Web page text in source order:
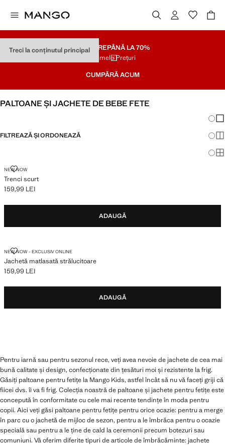
Treci la conținutul principalSOLDAREPÂNĂ LA 70%
Ultimele Prețuri
CUMPĂRĂ ACUM
PALTOANE ȘI JACHETE DE BEBE FETE
FILTREAZĂ ȘI ORDONEAZĂ
NEW NOW
Trenci scurt
TRENCI SCURT
Preț actual [159,99 LEI ]
159,99 LEI
ADAUGĂ
NEW NOW - EXCLUSIV ONLINE
Jachetă matlasată strălucitoare
JACHETĂ MATLASATĂ STRĂLUCITOARE
Preț actual [159,99 LEI ]
159,99 LEI
ADAUGĂ
Pentru iarnă sau pentru sezonul rece, veți avea nevoie de jachete de cea mai
bună calitate și design, confecționate din țesături moi și rezistente la frig.
Găsiți paltoane pentru fetițe la Mango Kids, astfel încât să nu vă faceți griji că
fiicei dvs. îi va fi frig. Colecția noastră de paltoane și jachete pentru fetițe este
concepută în conformitate cu cele mai recente tendințe în moda pentru
copii. Aici veți găsi paltoane pentru fetițe pentru orice ocazie: pentru a merge
în parc cu o jachetă de mijloc de sezon, pentru a le îmbrăca pentru o ocazie
specială sau pentru a le ține de cald la ceremonii precum botezuri sau
comuniuni. Vă oferim diferite tipuri de articole de îmbrăcăminte: jachete